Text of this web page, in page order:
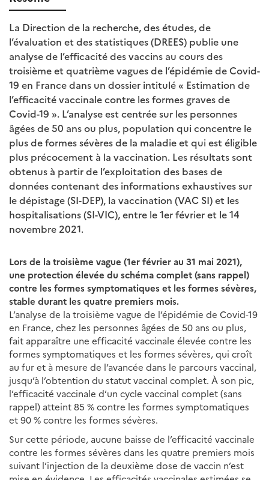
La Direction de la recherche, des études, de
l’évaluation et des statistiques (DREES) publie une
analyse de l’efficacité des vaccins au cours des
troisième et quatrième vagues de l’épidémie de Covid-
19 en France dans un dossier intitulé « Estimation de
l’efficacité vaccinale contre les formes graves de
Covid-19 ». L’analyse est centrée sur les personnes
âgées de 50 ans ou plus, population qui concentre le
plus de formes sévères de la maladie et qui est éligible
plus précocement à la vaccination. Les résultats sont
obtenus à partir de l’exploitation des bases de
données contenant des informations exhaustives sur
le dépistage (SI-DEP), la vaccination (VAC SI) et les
hospitalisations (SI-VIC), entre le 1er février et le 14
novembre 2021.
Lors de la troisième vague (1er février au 31 mai 2021),
une protection élevée du schéma complet (sans rappel)
contre les formes symptomatiques et les formes sévères,
stable durant les quatre premiers mois.
L’analyse de la troisième vague de l’épidémie de Covid-19
en France, chez les personnes âgées de 50 ans ou plus,
fait apparaître une efficacité vaccinale élevée contre les
formes symptomatiques et les formes sévères, qui croît
au fur et à mesure de l’avancée dans le parcours vaccinal,
jusqu’à l’obtention du statut vaccinal complet. À son pic,
l’efficacité vaccinale d’un cycle vaccinal complet (sans
rappel) atteint 85 % contre les formes symptomatiques
et 90 % contre les formes sévères.
Sur cette période, aucune baisse de l’efficacité vaccinale
contre les formes sévères dans les quatre premiers mois
suivant l’injection de la deuxième dose de vaccin n’est